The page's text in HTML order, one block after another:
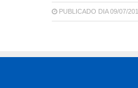
PUBLICADO DIA 09/07/